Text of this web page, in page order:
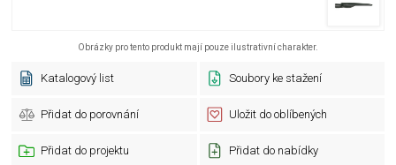
Obrázky pro tento produkt mají pouze ilustrativní charakter.
Katalogový list Soubory ke stažení
Přidat do porovnání Uložit do oblíbených
Přidat do projektu Přidat do nabídky